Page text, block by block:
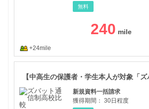
無料
240
+24mile
新規資料一括請求
獲得期間： 30日程度